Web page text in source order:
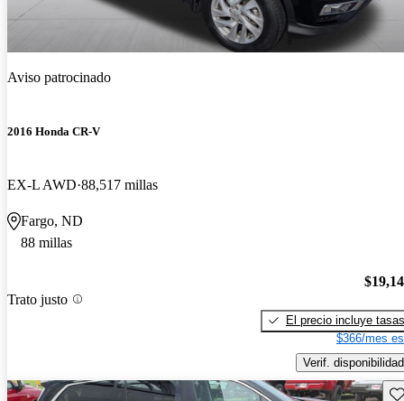
Aviso patrocinado
2016 Honda CR-V
EX-L AWD 88,517 millas
Fargo, ND
88 millas
Trato justo
El precio incluye tasas
$366/mes
Verif. disponibilidad